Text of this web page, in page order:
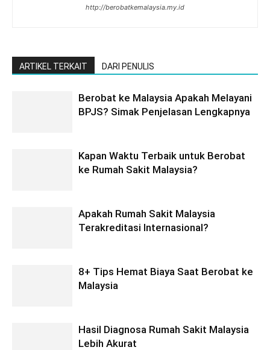
http://berobatkemalaysia.my.id
ARTIKEL TERKAIT DARI PENULIS
Berobat ke Malaysia Apakah Melayani
BPJS? Simak Penjelasan Lengkapnya
Kapan Waktu Terbaik untuk Berobat
ke Rumah Sakit Malaysia?
Apakah Rumah Sakit Malaysia
Terakreditasi Internasional?
8+ Tips Hemat Biaya Saat Berobat ke
Malaysia
Hasil Diagnosa Rumah Sakit Malaysia
Lebih Akurat